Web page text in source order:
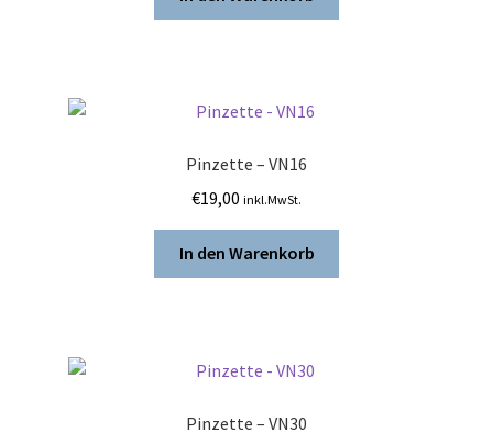
Pinzette – VN16
€19,00 inkl.MwSt.
In den Warenkorb
Pinzette – VN30